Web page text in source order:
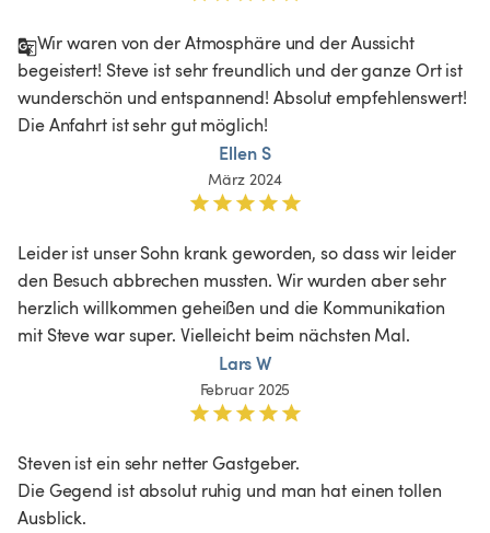
Wir waren von der Atmosphäre und der Aussicht
begeistert! Steve ist sehr freundlich und der ganze Ort ist
wunderschön und entspannend! Absolut empfehlenswert!
Die Anfahrt ist sehr gut möglich!
Ellen S
März 2024
Leider ist unser Sohn krank geworden, so dass wir leider
den Besuch abbrechen mussten. Wir wurden aber sehr
herzlich willkommen geheißen und die Kommunikation
mit Steve war super. Vielleicht beim nächsten Mal.
Lars W
Februar 2025
Steven ist ein sehr netter Gastgeber.
Die Gegend ist absolut ruhig und man hat einen tollen
Ausblick.